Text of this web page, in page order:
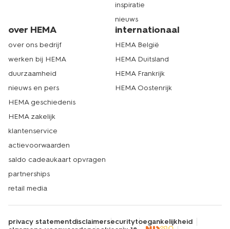
inspiratie
nieuws
over HEMA
over ons bedrijf
werken bij HEMA
duurzaamheid
nieuws en pers
HEMA geschiedenis
HEMA zakelijk
klantenservice
actievoorwaarden
saldo cadeaukaart opvragen
partnerships
retail media
internationaal
HEMA België
HEMA Duitsland
HEMA Frankrijk
HEMA Oostenrijk
privacy statementdisclaimersecuritytoegankelijkheid